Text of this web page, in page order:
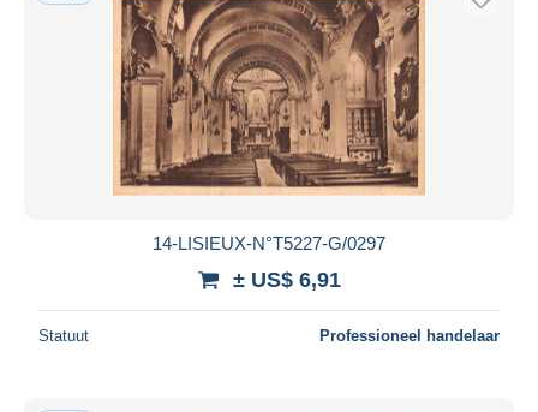
14-LISIEUX-N°T5227-G/0297
± US$ 6,91
Statuut Professioneel handelaar